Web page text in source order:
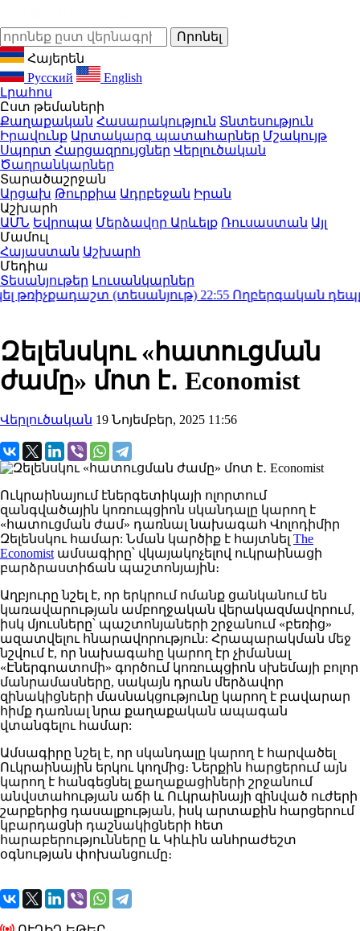
Հայերեն
Русский
English
Լրահոս
Ըստ թեմաների
Քաղաքական Հասարակություն Տնտեսություն
Իրավունք Արտակարգ պատահարներ Մշակույթ
Սպորտ Հարցազրույցներ Վերլուծական
Ծաղրանկարներ
Տարածաշրջան
Արցախ Թուրքիա Ադրբեջան Իրան
Աշխարհ
ԱՄՆ Եվրոպա Մերձավոր Արևելք Ռուսաստան Այլ
Մամուլ
Հայաստան Աշխարհ
Մեդիա
Տեսանյութեր Լուսանկարներ
(տեսանյութ)22:55Ողբերգական դեպք՝
Զելենսկու «հատուցման
ժամը» մոտ է․ Economist
Վերլուծական 19 Նոյեմբեր, 2025 11:56
Ուկրաինայում էներգետիկայի ոլորտում
զանգվածային կոռուպցիոն սկանդալը կարող է
«հատուցման ժամ» դառնալ նախագահ Վոլոդիմիր
Զելենսկու համար: Նման կարծիք է հայտնել The
Economist ամսագիրը՝ վկայակոչելով ուկրաինացի
բարձրաստիճան պաշտոնյային։
Աղբյուրը նշել է, որ երկրում ոմանք ցանկանում են
կառավարության ամբողջական վերակազմավորում,
իսկ մյուսները՝ պաշտոնյաների շրջանում «բեռից»
ազատվելու հնարավորություն: Հրապարակման մեջ
նշվում է, որ նախագահը կարող էր չիմանալ
«Էներգոատոմի» գործում կոռուպցիոն սխեմայի բոլոր
մանրամասները, սակայն դրան մերձավոր
զինակիցների մասնակցությունը կարող է բավարար
հիմք դառնալ նրա քաղաքական ապագան
վտանգելու համար:
Ամսագիրը նշել է, որ սկանդալը կարող է հարվածել
Ուկրաինային երկու կողմից։ Ներքին հարցերում այն
կարող է հանգեցնել քաղաքացիների շրջանում
անվստահության աճի և Ուկրաինայի զինված ուժերի
շարքերից դասալքության, իսկ արտաքին հարցերում
կբարդացնի դաշնակիցների հետ
հարաբերությունները և Կիևին անհրաժեշտ
օգնության փոխանցումը։